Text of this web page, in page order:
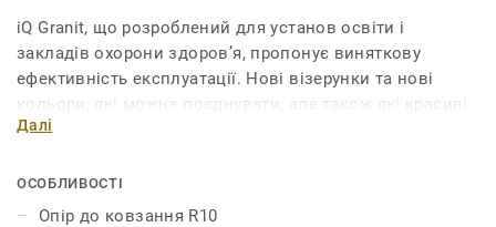
iQ Granit, що розроблений для установ освіти і
закладів охорони здоров’я, пропонує виняткову
ефективність експлуатації. Нові візерунки та нові
кольори, які можна поєднувати, але також які красиві
самі по собі. iQ Granit забезпечує надзвичайну
і стирання для всіх місць з інтенсивним рухом. Немає
потреби в мастиках чи воску, достатньо простого
Далі
ОСОБЛИВОСТІ
Опір до ковзання R10